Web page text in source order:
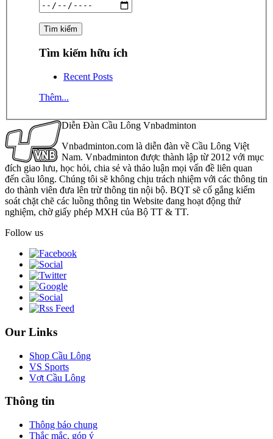
Tìm kiếm hữu ích
Recent Posts
Thêm...
Diễn Đàn Cầu Lông Vnbadminton
Vnbadminton.com là diễn đàn về Cầu Lông Việt
Nam. Vnbadminton được thành lập từ 2012 với mục
đích giao lưu, học hỏi, chia sẻ và thảo luận mọi vấn đề liên quan
đến cầu lông. Chúng tôi sẽ không chịu trách nhiệm với các thông tin
do thành viên đưa lên trừ thông tin nội bộ. BQT sẽ cố gắng kiểm
soát chặt chẽ các luồng thông tin Website đang hoạt động thử
nghiệm, chờ giấy phép MXH của Bộ TT & TT.
Follow us
Our Links
Shop Cầu Lông
VS Sports
Vợt Cầu Lông
Thông tin
Thông báo chung
Thắc mắc, góp ý